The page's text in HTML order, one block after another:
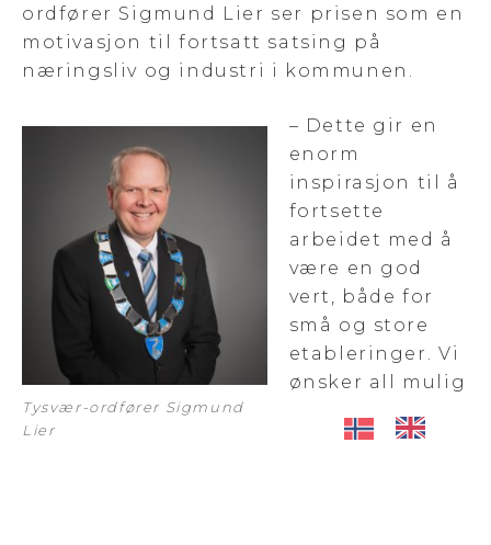
ordfører Sigmund Lier ser prisen som en
motivasjon til fortsatt satsing på
næringsliv og industri i kommunen.
Tysvær-ordfører Sigmund
Lier
– Dette gir en
enorm
inspirasjon til å
fortsette
arbeidet med å
være en god
vert, både for
små og store
etableringer. Vi
ønsker all mulig